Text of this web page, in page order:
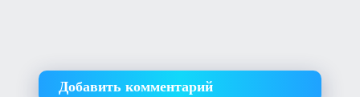
Добавить комментарий